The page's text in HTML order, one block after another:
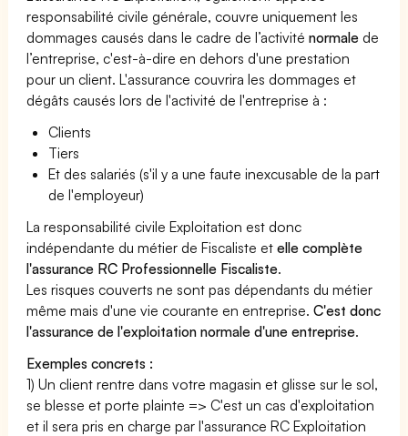
responsabilité civile générale, couvre uniquement les
dommages causés dans le cadre de l’activiténormale de
l’entreprise, c'est-à-dire en dehors d'une prestation
pour un client. L'assurance couvrira les dommages et
dégâts causés lors de l'activité de l'entreprise à :
Clients
Tiers
Et des salariés (s'il y a une faute inexcusable de la part
de l'employeur)
La responsabilité civile Exploitation est donc
indépendante du métier de Fiscaliste etelle complète
l'assurance RC Professionnelle Fiscaliste.
Les risques couverts ne sont pas dépendants du métier
même mais d'une vie courante en entreprise.C'est donc
l'assurance de l'exploitation normale d'une entreprise.
Exemples concrets :
1) Un client rentre dans votre magasin et glisse sur le sol,
se blesse et porte plainte => C'est un cas d'exploitation
et il sera pris en charge par l'assurance RC Exploitation